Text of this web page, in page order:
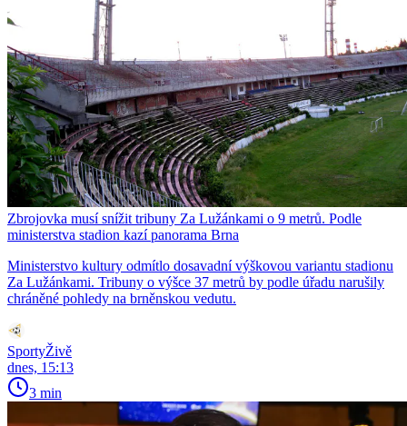
Zbrojovka musí snížit tribuny Za Lužánkami o 9 metrů. Podle
ministerstva stadion kazí panorama Brna
Ministerstvo kultury odmítlo dosavadní výškovou variantu stadionu
Za Lužánkami. Tribuny o výšce 37 metrů by podle úřadu narušily
chráněné pohledy na brněnskou vedutu.
SportyŽivě
dnes, 15:13
3 min